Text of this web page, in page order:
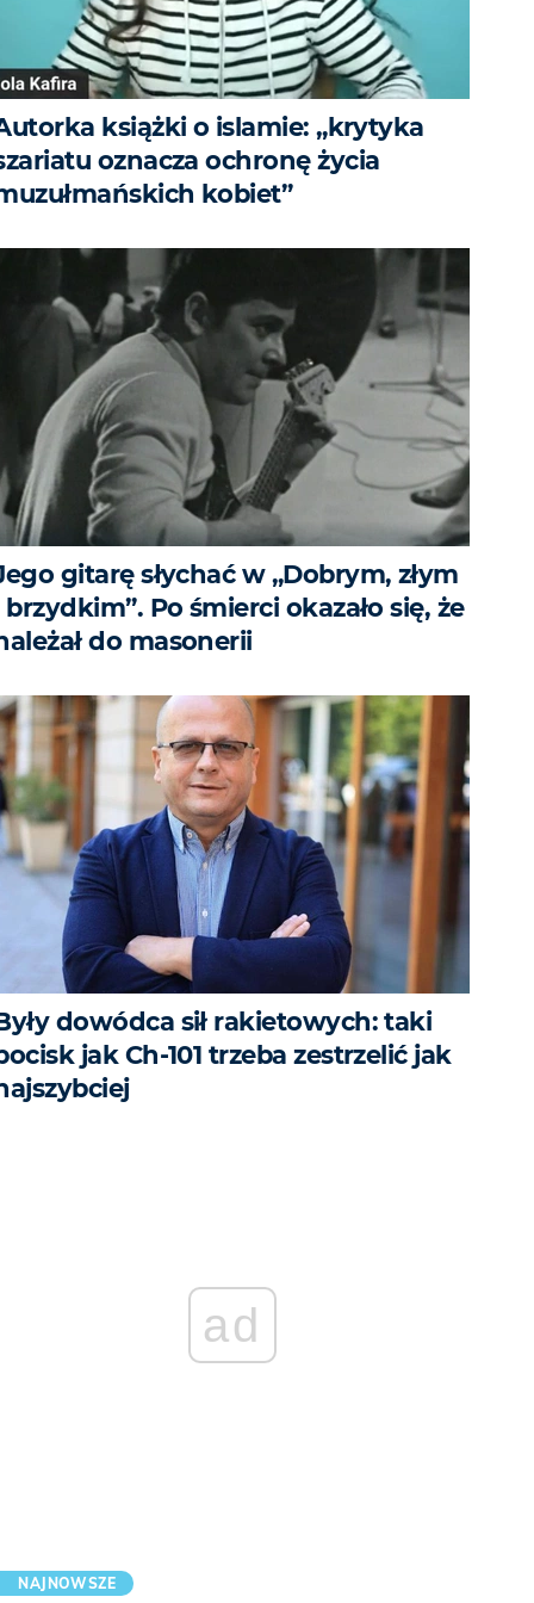
książki o islamie: „krytyka
oznacza ochronę życia
kobiet”
gitarę słychać w „Dobrym, złym
brzydkim”. Po śmierci okazało się, że
do masonerii
dowódca sił rakietowych: taki
jak Ch-101 trzeba zestrzelić jak
ad
NAJNOWSZE